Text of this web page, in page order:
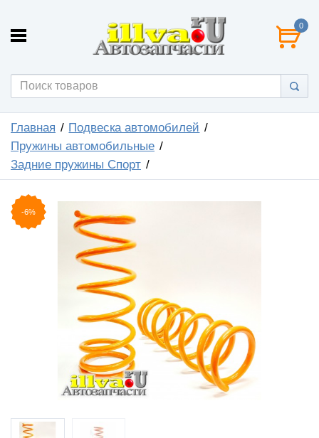
0
Главная
Подвеска автомобилей
Пружины автомобильные
Задние пружины Спорт
-6%